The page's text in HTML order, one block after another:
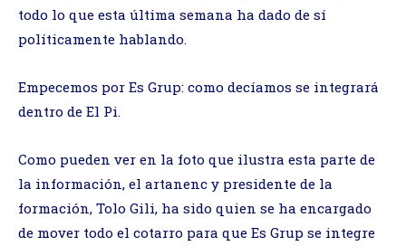
todo lo que esta última semana ha dado de sí
políticamente hablando.
Empecemos por Es Grup: como decíamos se integrará
dentro de El Pi.
Como pueden ver en la foto que ilustra esta parte de
la información, el artanenc y presidente de la
formación, Tolo Gili, ha sido quien se ha encargado
de mover todo el cotarro para que Es Grup se integre